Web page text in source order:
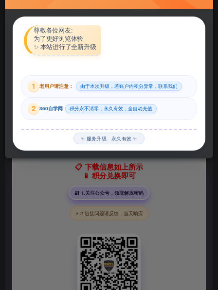
此内容为付费资源，请付费后查看
29积分
付费资源
📋 下载信息如上所示
📱 积分兑换即可
🔐 1.关注公众号，领取解压密码
⚡ 2.链接问题请反馈，当天响应
尊敬各位网友:
为了更好浏览体验
✨ 本站进行了全新升级
1 老用户请注意： 由于本次升级，若账户内积分异常，联系我们
2 360自学网 积分永不清零，永久有效，全自动充值
✨ 服务升级 · 永久有效 ✨